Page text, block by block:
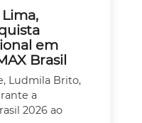
em
Brasil
Ludmila Brito,
a
2026 ao